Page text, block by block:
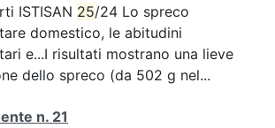
ISTISAN 25/24 Lo spreco
domestico, le abitudini
e...I risultati mostrano una lieve
dello spreco (da 502 g nel...
n. 21